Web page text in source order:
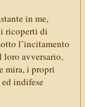
in me,
ricoperti di
l’incitamento
loro avversario,
mira, i propri
indifese